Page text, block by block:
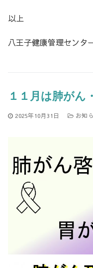
以上
八王子健康管理センタ
１１月は肺がん
2025年10月31日 お知